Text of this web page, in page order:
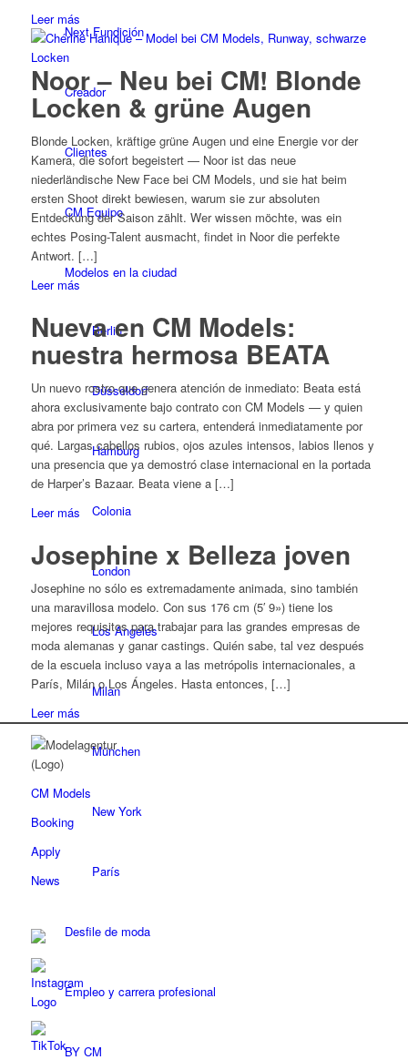
Next Fundición
Creador
Clientes
CM Equipo
Modelos en la ciudad
Berlin
Düsseldorf
Hamburg
Colonia
London
Los Angeles
Milan
München
New York
París
Desfile de moda
Empleo y carrera profesional
BY CM
Leer más
Noor – Neu bei CM! Blonde
Locken & grüne Augen
Blonde Locken, kräftige grüne Augen und eine Energie vor der
Kamera, die sofort begeistert — Noor ist das neue
niederländische New Face bei CM Models, und sie hat beim
ersten Shoot direkt bewiesen, warum sie zur absoluten
Entdeckung der Saison zählt. Wer wissen möchte, was ein
echtes Posing-Talent ausmacht, findet in Noor die perfekte
Antwort. […]
Leer más
Nueva en CM Models:
nuestra hermosa BEATA
Un nuevo rostro que genera atención de inmediato: Beata está
ahora exclusivamente bajo contrato con CM Models — y quien
abra por primera vez su cartera, entenderá inmediatamente por
qué. Largas cabellos rubios, ojos azules intensos, labios llenos y
una presencia que ya demostró clase internacional en la portada
de Harper’s Bazaar. Beata viene a […]
Leer más
Josephine x Belleza joven
Josephine no sólo es extremadamente animada, sino también
una maravillosa modelo. Con sus 176 cm (5′ 9») tiene los
mejores requisitos para trabajar para las grandes empresas de
moda alemanas y ganar castings. Quién sabe, tal vez después
de la escuela incluso vaya a las metrópolis internacionales, a
París, Milán o Los Ángeles. Hasta entonces, […]
Leer más
CM Models
Booking
Apply
News